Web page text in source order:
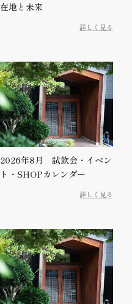
在地と未来
詳しく見る
2026年8月 試飲会・イベン
ト・SHOPカレンダー
詳しく見る